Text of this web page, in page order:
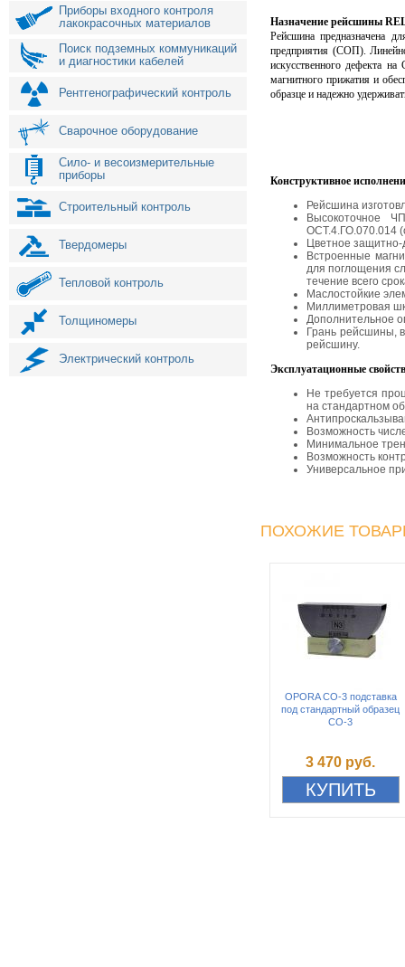
Приборы входного контроля
лакокрасочных материалов
Поиск подземных коммуникаций
и диагностики кабелей
Рентгенографический контроль
Сварочное оборудование
Сило- и весоизмерительные
приборы
Строительный контроль
Твердомеры
Тепловой контроль
Толщиномеры
Электрический контроль
Назначение рейсшины
Рейсшина предназначена
предприятия (СОП).
искусственного дефекта
магнитного прижатия и
образце и надежно
Конструктивное
Рейсшина
Высокоточное
ОСТ.4.ГО.070.014
Цветное защитно-
Встроенные
для поглощения
течение всего
Маслостойкие
Миллиметровая
Дополнительное
Грань рейсшины,
рейсшину.
Эксплуатационные
Не требуется
на стандартном
Возможность
Минимальное
Возможность
Универсальное
ПОХОЖИЕ
OPORA СО-3 подставка
под стандартный образец
СО-3
3 470 руб.